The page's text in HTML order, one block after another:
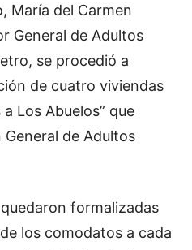
María del Carmen
General de Adultos
se procedió a
de cuatro viviendas
Los Abuelos” que
de Adultos
formalizadas
los comodatos a cada